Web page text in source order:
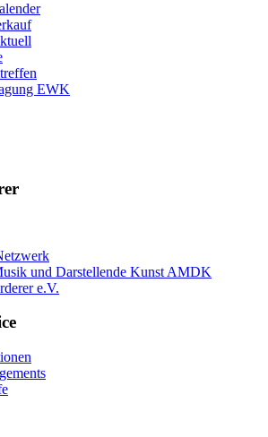
EWK
und Darstellende Kunst AMDK
e.V.